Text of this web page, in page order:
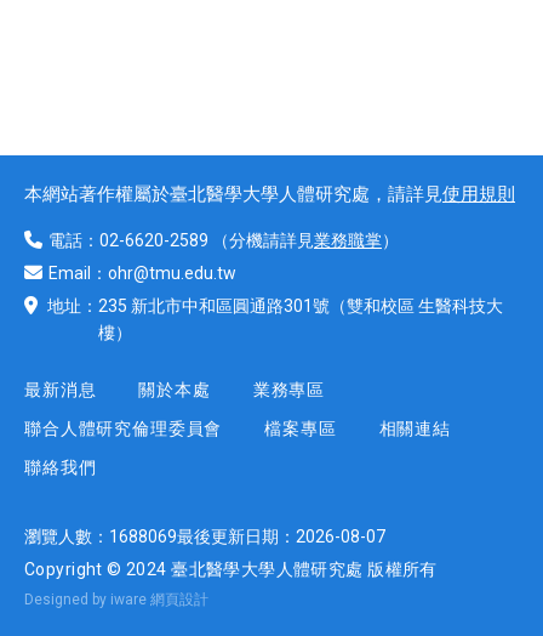
本網站著作權屬於臺北醫學大學人體研究處，請詳見使用規則
電話： 02-6620-2589 （分機請詳見業務職掌）
Email： ohr@tmu.edu.tw
地址： 235 新北市中和區圓通路301號 （雙和校區 生醫科技大
樓）
最新消息 關於本處
業務專區
聯合人體研究倫理委員會
檔案專區
相關連結
聯絡我們
瀏覽人數： 1688069最後更新日期： 2026-08-07
Copyright © 2024 臺北醫學大學人體研究處 版權所有
Designed by iware 網頁設計